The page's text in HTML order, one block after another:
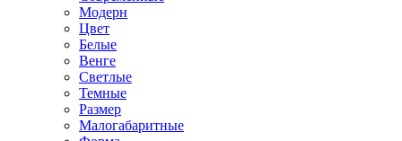
Модерн
Цвет
Белые
Венге
Светлые
Темные
Размер
Малогабаритные